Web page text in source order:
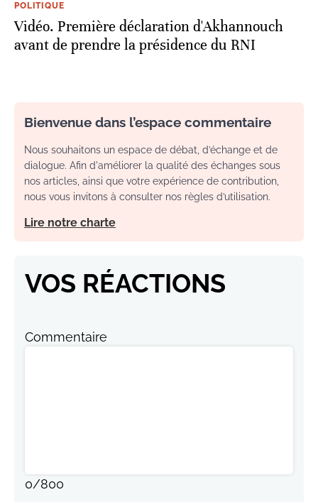
POLITIQUE
Vidéo. Première déclaration d'Akhannouch
avant de prendre la présidence du RNI
Bienvenue dans l’espace commentaire
Nous souhaitons un espace de débat, d’échange et de
dialogue. Afin d'améliorer la qualité des échanges sous
nos articles, ainsi que votre expérience de contribution,
nous vous invitons à consulter nos règles d’utilisation.
Lire notre charte
VOS RÉACTIONS
Commentaire
0/800